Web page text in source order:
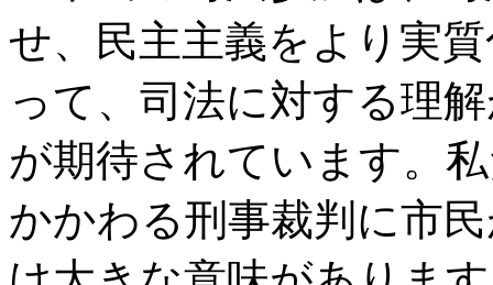
せ、民主主義をより実
って、司法に対する理
が期待されています。
かかわる刑事裁判に市